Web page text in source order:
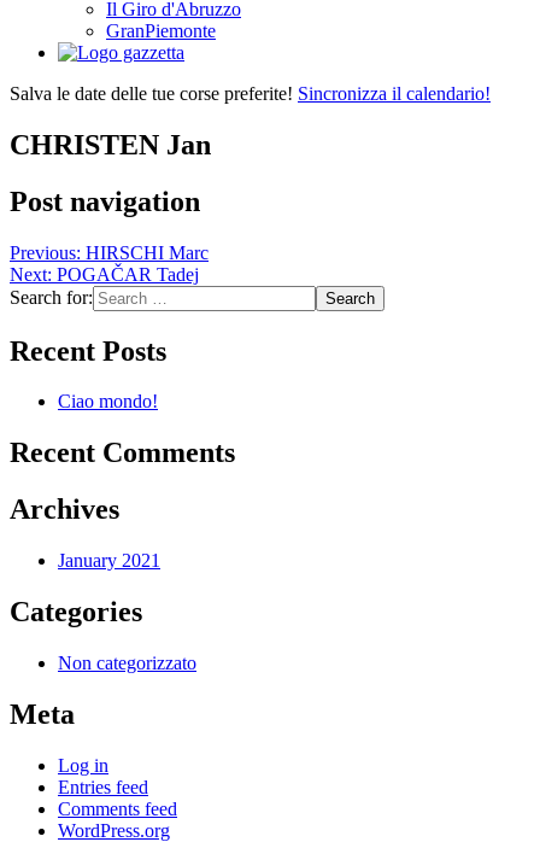
Il Giro d'Abruzzo
GranPiemonte
Salva le date delle tue corse preferite! Sincronizza il calendario!
CHRISTEN Jan
Post navigation
Previous: HIRSCHI Marc
Next: POGAČAR Tadej
Search for:
Recent Posts
Ciao mondo!
Recent Comments
Archives
January 2021
Categories
Non categorizzato
Meta
Log in
Entries feed
Comments feed
WordPress.org